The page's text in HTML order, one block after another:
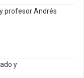
profesor Andrés
y